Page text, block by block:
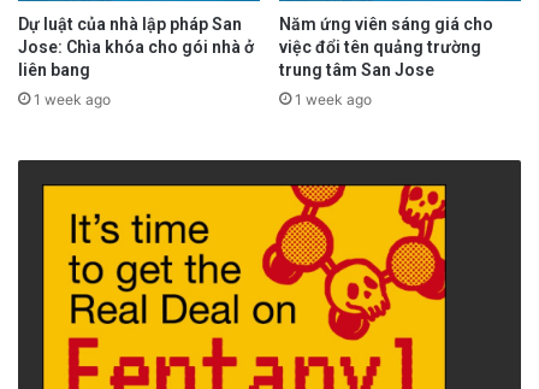
Dự luật của nhà lập pháp San
Jose: Chìa khóa cho gói nhà ở
liên bang
1 week ago
Năm ứng viên sáng giá cho
việc đổi tên quảng trường
trung tâm San Jose
1 week ago